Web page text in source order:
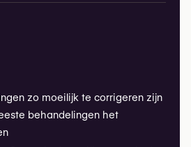
zo moeilijk te corrigeren zijn
behandelingen het